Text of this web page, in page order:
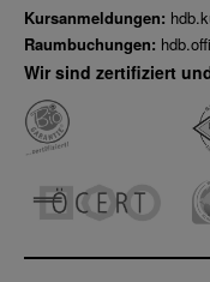
Kursanmeldungen:
Raumbuchungen:
Wir sind zertifiziert